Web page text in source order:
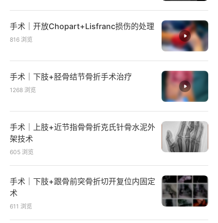
手术｜开放Chopart+Lisfranc损伤的处理
816 浏览
手术｜下肢+胫骨结节骨折手术治疗
1268 浏览
手术｜上肢+近节指骨骨折克氏针骨水泥外
架技术
605 浏览
手术｜下肢+跟骨前突骨折切开复位内固定
术
611 浏览